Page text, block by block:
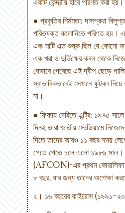
● প্রকৃতির নির্মমতা: দাসপ্রথা
পরিত্যক্ত কলোনিতে পরিণত হয়।
এবং মাটি এত শুষ্ক ছিল যে কোনো
এক খরা ও দুর্ভিক্ষের কবল থেকে
যেভাবে পেরেছে এই দ্বীপ ছেড়ে
স্বাভাবিকভাবেই সেখানে ফুটবল
না।
● ফিফায় দেরিতে এন্ট্রি: ১৯৭৫
দিনই তারা জাতীয় স্টেডিয়ামে
দিতে তাদের আরও ১১ বছর সময়
পেতে পেতে চলে এলো ১৯৮৬
(AFCON)-এর প্রথম
৮ বছর, যার জন্য তাদের অপেক্ষা
২। ১৬ বছরের কাইরোস